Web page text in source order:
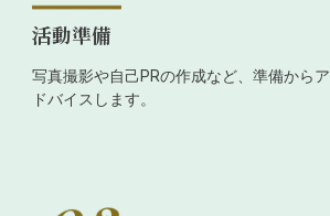
活動準備
写真撮影や自己PRの作成など、準備からア
ドバイスします。